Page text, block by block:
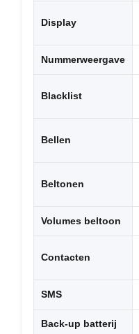
Display
Nummerweergave
Blacklist
Bellen
Beltonen
Volumes beltoon
Contacten
SMS
Back-up batterij